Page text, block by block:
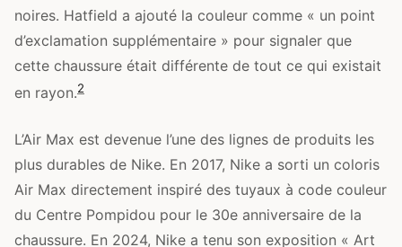
noires. Hatfield a ajouté la couleur comme « un point
d’exclamation supplémentaire » pour signaler que
cette chaussure était différente de tout ce qui existait
en rayon.2
L’Air Max est devenue l’une des lignes de produits les
plus durables de Nike. En 2017, Nike a sorti un coloris
Air Max directement inspiré des tuyaux à code couleur
du Centre Pompidou pour le 30e anniversaire de la
chaussure. En 2024, Nike a tenu son exposition « Art